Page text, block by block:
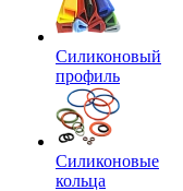
Силиконовый
профиль
Силиконовые
кольца